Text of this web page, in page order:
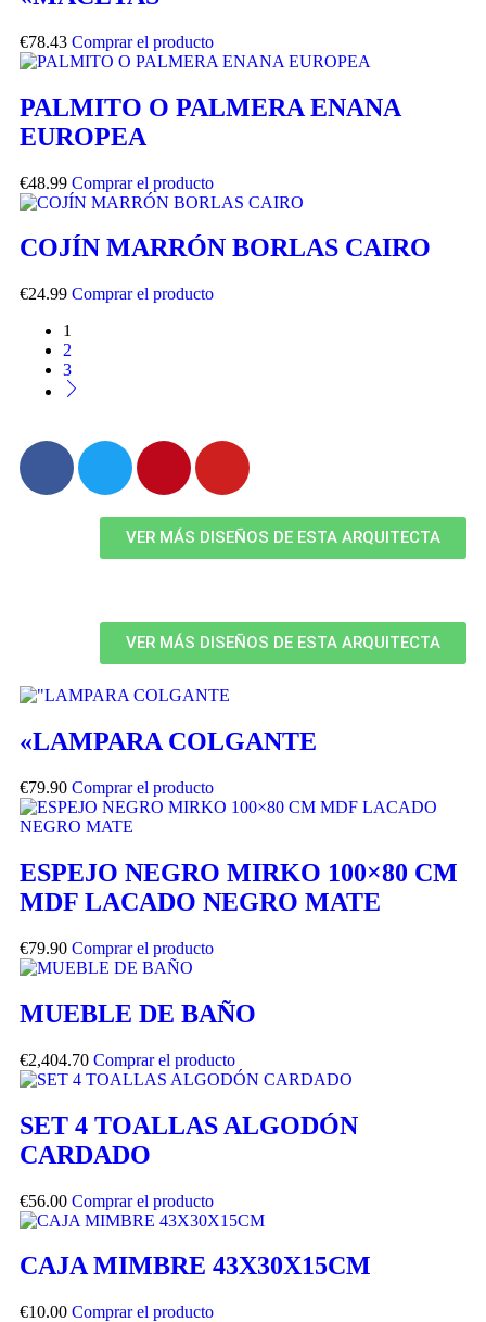
€78.43 Comprar el producto
PALMITO O PALMERA ENANA
EUROPEA
€48.99 Comprar el producto
COJÍN MARRÓN BORLAS CAIRO
€24.99 Comprar el producto
1
2
3
VER MÁS DISEÑOS DE ESTA ARQUITECTA
VER MÁS DISEÑOS DE ESTA ARQUITECTA
«LAMPARA COLGANTE
€79.90 Comprar el producto
ESPEJO NEGRO MIRKO 100×80 CM
MDF LACADO NEGRO MATE
€79.90 Comprar el producto
MUEBLE DE BAÑO
€2,404.70 Comprar el producto
SET 4 TOALLAS ALGODÓN
CARDADO
€56.00 Comprar el producto
CAJA MIMBRE 43X30X15CM
€10.00 Comprar el producto